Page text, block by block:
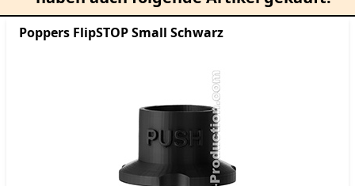
Poppers FlipSTOP Small Schwarz